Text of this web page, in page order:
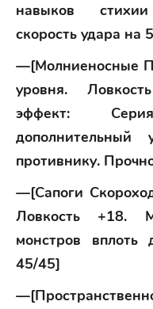
навыков
скорость удара на
—[Молниеносные
уровня.
эффект:
дополнительный
противнику.
—[Сапоги
Ловкость +18.
монстров вплоть
45/45]